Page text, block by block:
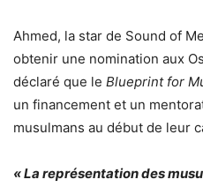
Ahmed, la star de Sound of
obtenir une nomination aux
déclaré que le Blueprint for
un financement et un
musulmans au début de leur
« La représentation des